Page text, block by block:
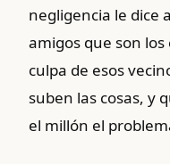
negligencia le dice
amigos que son
culpa de esos
suben las cosas, y
el millón el